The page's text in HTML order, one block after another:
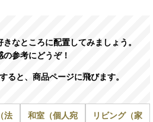
なところに配置してみましょう。
の参考にどうぞ！
ると、商品ページに飛びます。
法
和室（個人宛
リビング（家